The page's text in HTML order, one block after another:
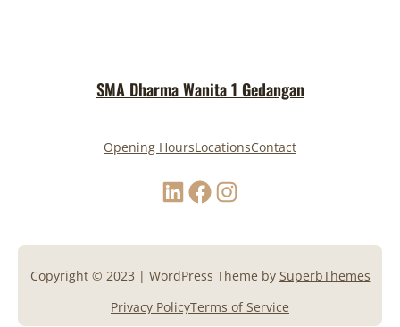
SMA Dharma Wanita 1 Gedangan
Opening HoursLocationsContact
Copyright © 2023 | WordPress Theme by SuperbThemes
Privacy PolicyTerms of Service